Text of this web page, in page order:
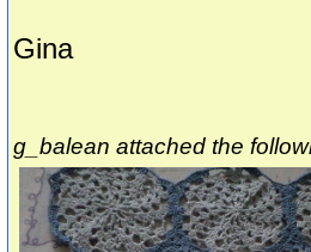
Gina
g_balean attached the